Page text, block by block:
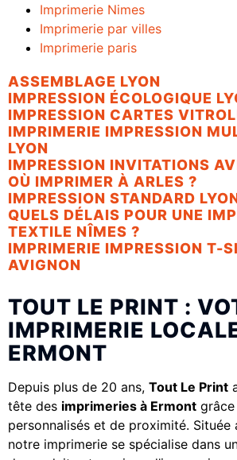
Imprimerie Nimes
Imprimerie par villes
Imprimerie paris
ASSEMBLAGE LYON
IMPRESSION ÉCOLOGIQUE
IMPRESSION CARTES
IMPRIMERIE IMPRESSION
LYON
IMPRESSION INVITATIONS
OÙ IMPRIMER À ARLES ?
IMPRESSION STANDARD
QUELS DÉLAIS POUR UNE
TEXTILE NÎMES ?
IMPRIMERIE IMPRESSION T-
AVIGNON
TOUT LE PRINT :
IMPRIMERIE
ERMONT
Depuis plus de 20 ans, Tout Le Print
tête des imprimeries à Ermont
personnalisés et de proximité. Située
notre imprimerie se spécialise dans